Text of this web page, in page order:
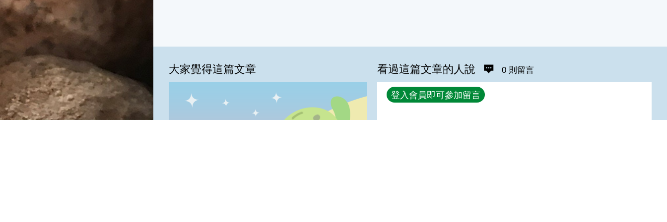
大家覺得這篇文章 看過這篇文章的人說 0 則留言
回覆
登入會員即可參加留言